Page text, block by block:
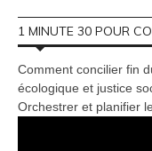
1 MINUTE 30 POUR
Comment concilier fin
écologique et justice
Orchestrer et planifier